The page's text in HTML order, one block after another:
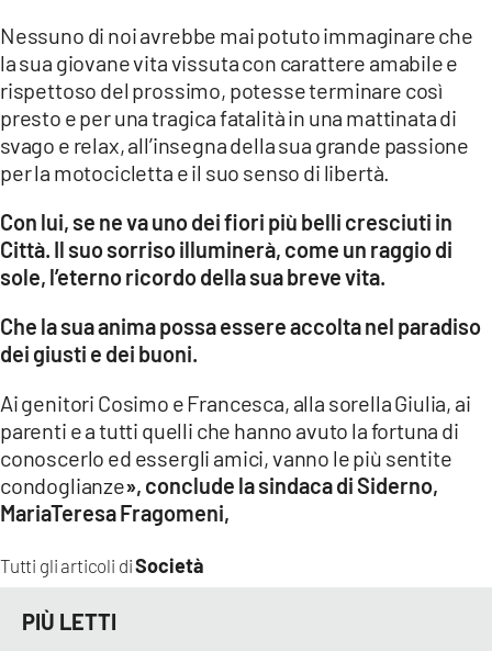
APPLE
Tutti gli articoli diSocietà
Nessuno di noi avrebbe mai potuto immaginare che
la sua giovane vita vissuta con carattere amabile e
rispettoso del prossimo, potesse terminare così
presto e per una tragica fatalità in una mattinata di
svago e relax, all’insegna della sua grande passione
per la motocicletta e il suo senso di libertà.
Con lui, se ne va uno dei fiori più belli cresciuti in
Città. Il suo sorriso illuminerà, come un raggio di
sole, l’eterno ricordo della sua breve vita.
Che la sua anima possa essere accolta nel paradiso
dei giusti e dei buoni.
Ai genitori Cosimo e Francesca, alla sorella Giulia, ai
parenti e a tutti quelli che hanno avuto la fortuna di
conoscerlo ed essergli amici, vanno le più sentite
condoglianze», conclude la sindaca di Siderno,
MariaTeresa Fragomeni,
PIÙ LETTI